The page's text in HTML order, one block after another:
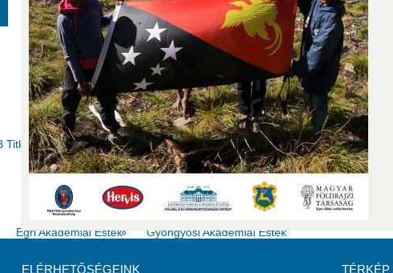
2017 2016 2015 2013 2012 2011
Titkárság Elnökség Hasznos linkek Támogatók
Egri Akadémiai Esték Gyöngyösi Akadémiai Esték
ELÉRHETŐSÉGEINK TÉRKÉP